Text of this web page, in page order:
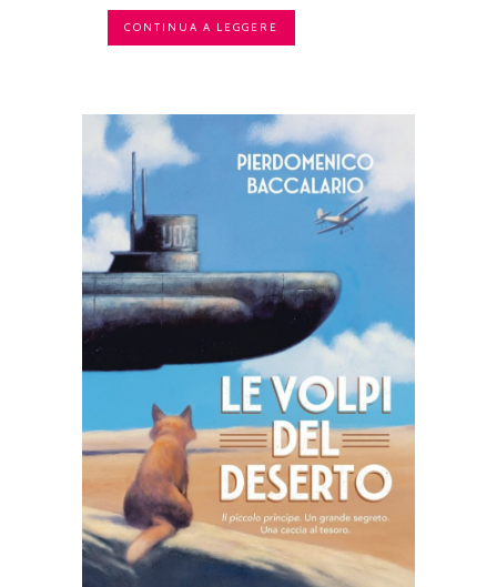
CONTINUA A LEGGERE